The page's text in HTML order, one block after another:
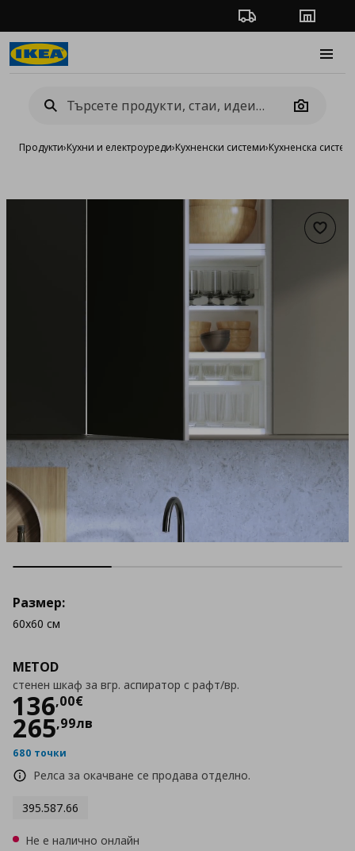
Проследяване на
Camera
Продукти›Кухни и електроуреди›Кухненски системи›Кухненска
METOD
стенен шкаф за вгр. аспиратор с рафт/вр.
136,00€
Цена
265,99лв
680 точки
Релса за окачване се продава отделно.
395.587.66
Размер:
60x60 см
Не е налично онлайн